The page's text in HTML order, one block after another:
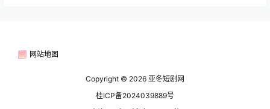
网站地图
Copyright © 2026 亚冬短剧网
桂ICP备2024039889号